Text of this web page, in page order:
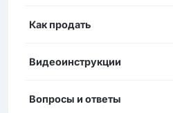
Как продать
Видеоинструкции
Вопросы и ответы